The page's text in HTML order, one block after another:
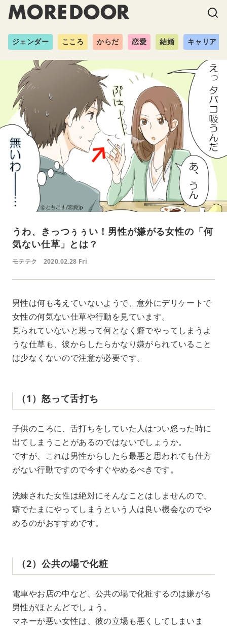
ジェンダー こころ からだ 恋愛 結婚 キャリア
うわ、きっつぅぅい！男性が嫌がる女性の「何
気ない仕草」とは？
モテテク 2020.02.28 Fri
男性は何も考えていないようで、意外にデリケートで
女性の何気ない仕草や行動を見ています。
見られていないと思って何となく癖でやってしまうよ
うな仕草も、彼からしたらかなり嫌がられていること
は少なくないので注意が必要です。
（1）怒って舌打ち
子供のころに、舌打ちをしていた人はつい怒った時に
出てしまうことがあるのではないでしょうか。
ですが、これは男性からしたら最悪と思われても仕方
がない行動ですので今すぐやめるべきです。
洗練された女性は絶対にそんなことはしませんので、
癖でたまにやってしまうという人は良い機会なのでや
めるのがおすすめです。
（2）公共の場で化粧
電車やお店の中など、公共の場で化粧するのは嫌がる
男性がほとんどでしょう。
マネーが悪い女性は、彼の立場も悪くしてしまいま